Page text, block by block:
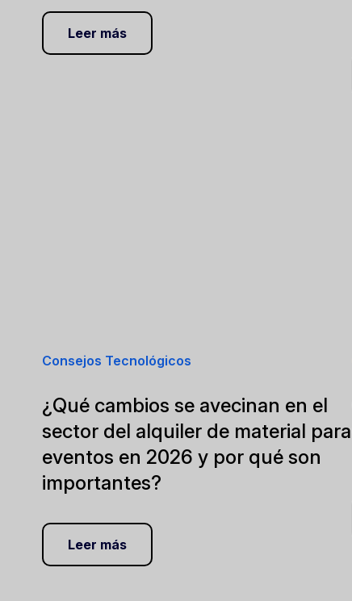
Leer más
Consejos Tecnológicos
¿Qué cambios se avecinan en el
sector del alquiler de material para
eventos en 2026 y por qué son
importantes?
Leer más